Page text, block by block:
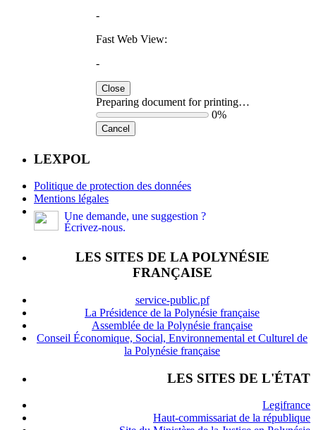
-
Fast Web View:
-
Close
Preparing document for printing…
0%
Cancel
LEXPOL
Politique de protection des données
Mentions légales
Une demande, une suggestion ?
Écrivez-nous.
LES SITES DE LA POLYNÉSIE
FRANÇAISE
service-public.pf
La Présidence de la Polynésie française
Assemblée de la Polynésie française
Conseil Économique, Social, Environnemental et Culturel de
la Polynésie française
LES SITES DE L'ÉTAT
Legifrance
Haut-commissariat de la république